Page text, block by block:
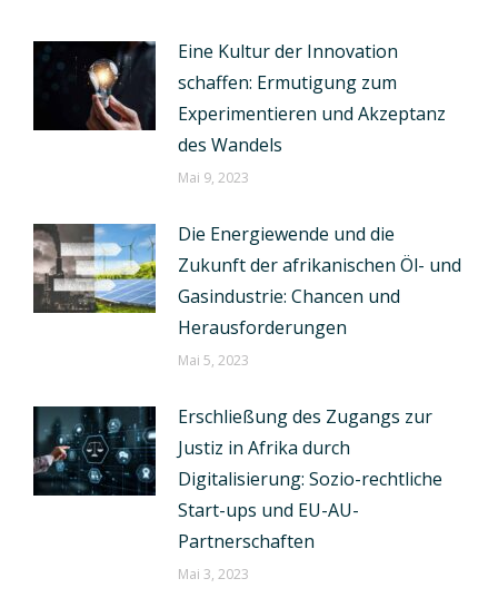
Eine Kultur der Innovation
schaffen: Ermutigung zum
Experimentieren und Akzeptanz
des Wandels
Mai 9, 2023
Die Energiewende und die
Zukunft der afrikanischen Öl- und
Gasindustrie: Chancen und
Herausforderungen
Mai 5, 2023
Erschließung des Zugangs zur
Justiz in Afrika durch
Digitalisierung: Sozio-rechtliche
Start-ups und EU-AU-
Partnerschaften
Mai 3, 2023